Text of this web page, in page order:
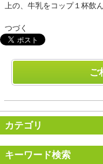
上の、牛乳をコップ１杯飲
つづく
ご
カテゴリ
キーワード検索